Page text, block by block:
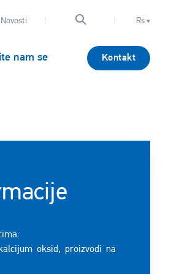
Novosti Rs
nam se Kontakt
oksid, proizvodi na